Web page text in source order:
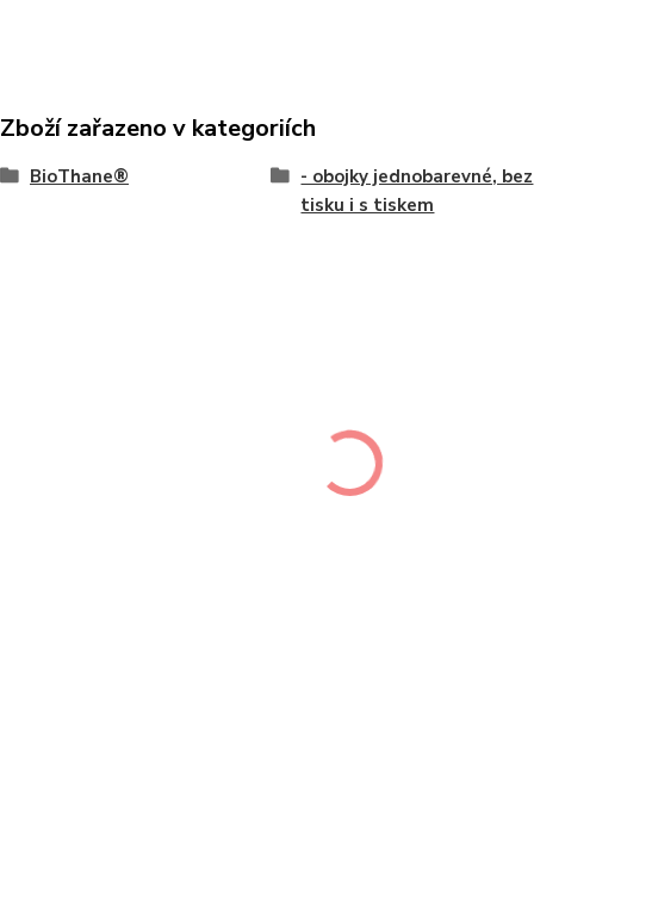
Zboží zařazeno v kategoriích
BioThane®
- obojky jednobarevné, bez
tisku i s tiskem